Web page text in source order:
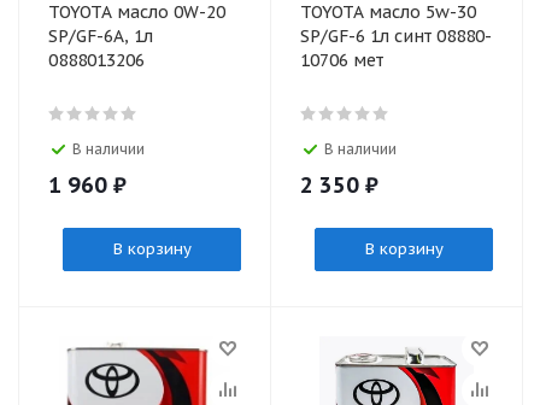
TOYOTA масло 0W-20
SP/GF-6A, 1л
0888013206
В наличии
1 960 ₽
В корзину
TOYOTA масло 5w-30
SP/GF-6 1л синт 08880-
10706 мет
В наличии
2 350 ₽
В корзину